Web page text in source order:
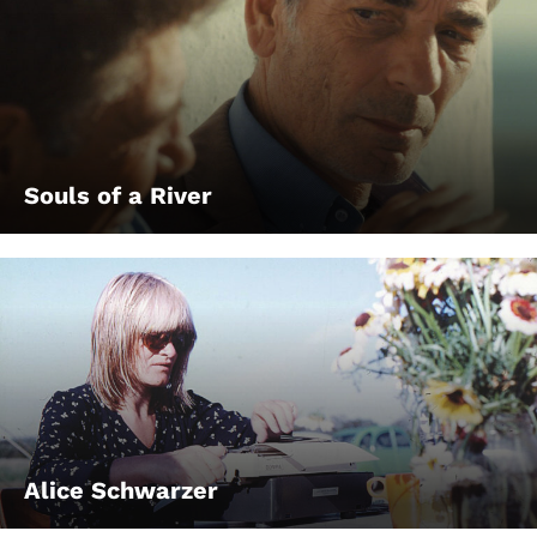
Souls of a River
Alice Schwarzer